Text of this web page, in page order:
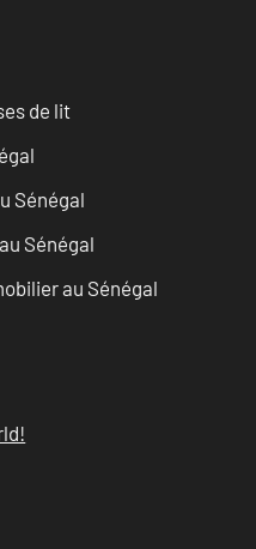
de lit
Sénégal
Sénégal
au Sénégal